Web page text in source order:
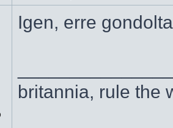
Igen, erre
britannia, rule the